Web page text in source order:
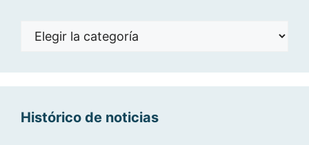
Noticias
Histórico de noticias